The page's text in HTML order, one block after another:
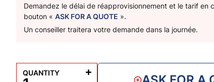
Demandez le délai de réapprovisionnement et le tarif en
bouton «ASK FOR A QUOTE ».
Un conseiller traitera votre demande dans la journée.
QUANTITY +